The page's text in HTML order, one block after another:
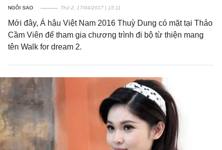
NGÔI SAO Thứ 2, 17/04/2017 | 15:11
Mới đây, Á hậu Việt Nam 2016 Thuỳ Dung có mặt tại Thảo
Cầm Viên để tham gia chương trình đi bộ từ thiện mang
tên Walk for dream 2.